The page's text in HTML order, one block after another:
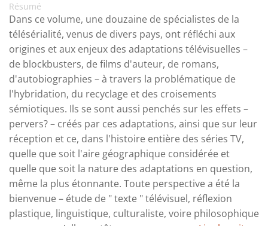
Résumé
Dans ce volume, une douzaine de spécialistes de la
télésérialité, venus de divers pays, ont réfléchi aux
origines et aux enjeux des adaptations télévisuelles –
de blockbusters, de films d'auteur, de romans,
d'autobiographies – à travers la problématique de
l'hybridation, du recyclage et des croisements
sémiotiques. Ils se sont aussi penchés sur les effets –
pervers? – créés par ces adaptations, ainsi que sur leur
réception et ce, dans l'histoire entière des séries TV,
quelle que soit l'aire géographique considérée et
quelle que soit la nature des adaptations en question,
même la plus étonnante. Toute perspective a été la
bienvenue – étude de " texte " télévisuel, réflexion
plastique, linguistique, culturaliste, voire philosophique